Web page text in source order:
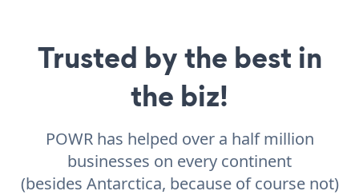
Trusted by the best in
the biz!
POWR has helped over a half million
businesses on every continent
(besides Antarctica, because of course not)